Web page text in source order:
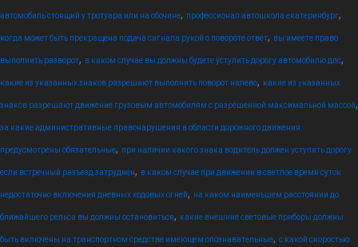
автомобиль стоящий у тротуара или на обочине, профессионал автошкола екатеринбург,
когда может быть прекращена подача сигнала рукой о повороте ответ, вы имеете право
выполнить разворот, в каком случае вы должны будете уступить дорогу автомобилю дпс,
какие из указанных знаков разрешают выполнить поворот налево, какие из указанных
знаков разрешают движение грузовым автомобилям с разрешенной максимальной массой,
за какие административные правонарушения в области дорожного движения
предусмотрены обязательные, при наличии какого знака водитель должен уступить дорогу
если встречный разъезд затруднен, в каком случае при движении в светлое время суток
недостаточно включения дневных ходовых огней, на каком наименьшем расстоянии до
ближайшего рельса вы должны остановиться, какие внешние световые приборы должны
быть включены на транспортном средстве имеющем опознавательные, с какой скоростью